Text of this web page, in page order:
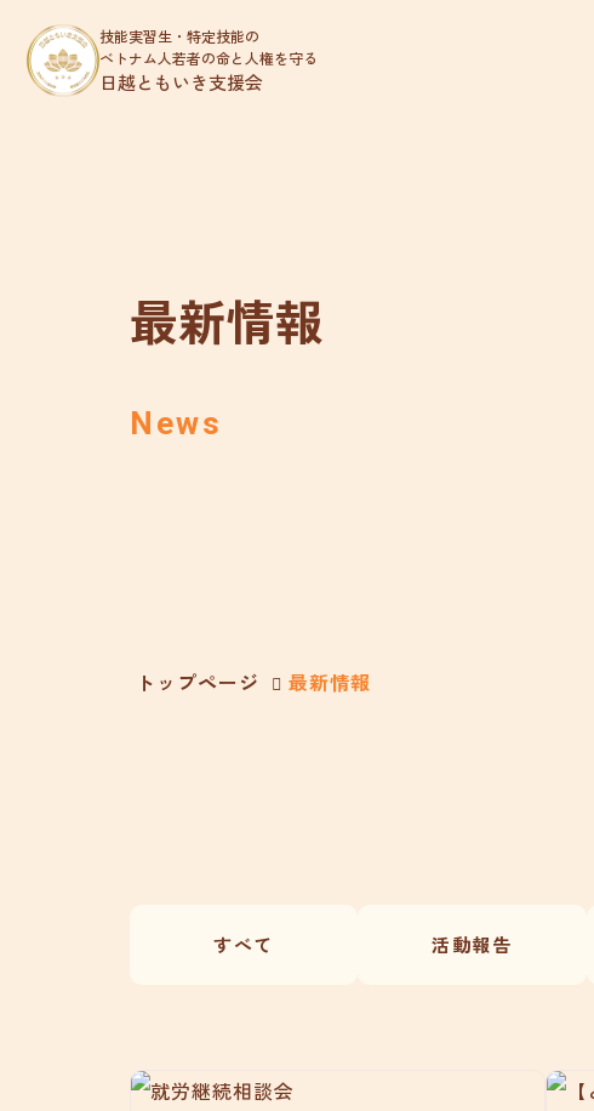
技能実習生・特定技能の
ベトナム人若者の命と人権を守る
日越ともいき支援会
最新情報
News
トップページ 最新情報
すべて 活動報告